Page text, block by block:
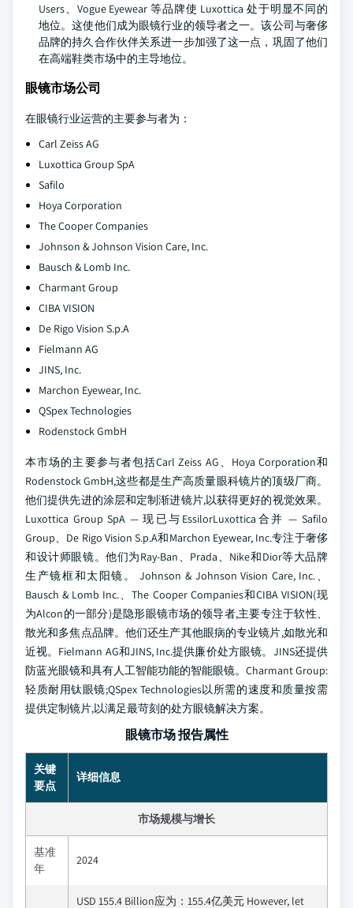
Users、Vogue Eyewear 等品牌使 Luxottica 处于明显不同的
地位。这使他们成为眼镜行业的领导者之一。该公司与奢侈
品牌的持久合作伙伴关系进一步加强了这一点，巩固了他们
在高端鞋类市场中的主导地位。
眼镜市场公司
在眼镜行业运营的主要参与者为：
Carl Zeiss AG
Luxottica Group SpA
Safilo
Hoya Corporation
The Cooper Companies
Johnson & Johnson Vision Care, Inc.
Bausch & Lomb Inc.
Charmant Group
CIBA VISION
De Rigo Vision S.p.A
Fielmann AG
JINS, Inc.
Marchon Eyewear, Inc.
QSpex Technologies
Rodenstock GmbH
本市场的主要参与者包括Carl Zeiss AG、Hoya Corporation和
Rodenstock GmbH,这些都是生产高质量眼科镜片的顶级厂商。
他们提供先进的涂层和定制渐进镜片,以获得更好的视觉效果。
Luxottica Group SpA — 现已与EssilorLuxottica合并 — Safilo
Group、De Rigo Vision S.p.A和Marchon Eyewear, Inc.专注于奢侈
和设计师眼镜。他们为Ray-Ban、Prada、Nike和Dior等大品牌
生产镜框和太阳镜。
Johnson & Johnson Vision Care, Inc.、
Bausch & Lomb Inc.、The Cooper Companies和CIBA VISION(现
为Alcon的一部分)是隐形眼镜市场的领导者,主要专注于软性、
散光和多焦点品牌。他们还生产其他眼病的专业镜片,如散光和
近视。Fielmann AG和JINS, Inc.提供廉价处方眼镜。JINS还提供
防蓝光眼镜和具有人工智能功能的智能眼镜。Charmant Group:
轻质耐用钛眼镜;QSpex Technologies以所需的速度和质量按需
提供定制镜片,以满足最苛刻的处方眼镜解决方案。
眼镜市场 报告属性
关键
要点
详细信息
市场规模与增长
基准
年
2024
USD 155.4 Billion应为：155.4亿美元 However, let